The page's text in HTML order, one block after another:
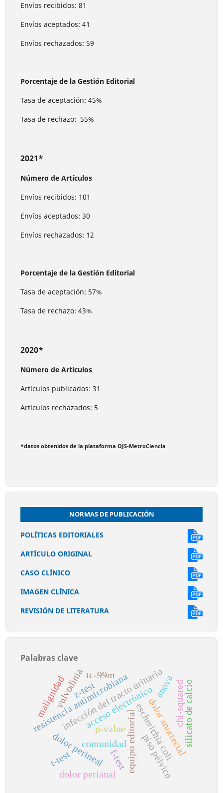
Envíos recibidos: 81
Envíos aceptados: 41
Envíos rechazados: 59
Porcentaje de la Gestión Editorial
Tasa de aceptación: 45%
Tasa de rechazo: 55%
2021*
Número de Artículos
Envíos recibidos: 101
Envíos aceptados: 30
Envíos rechazados: 12
Porcentaje de la Gestión Editorial
Tasa de aceptación: 57%
Tasa de rechazo: 43%
2020*
Número de Artículos
Artículos publicados: 31
Artículos rechazados: 5
*datos obtenidos de la plataforma OJS-MetroCiencia
NORMAS DE PUBLICACIÓN
POLÍTICAS EDITORIALES
ARTÍCULO ORIGINAL
CASO CLÍNICO
IMAGEN CLÍNICA
REVISIÓN DE LITERATURA
Palabras clave
equipo editorial
acceso electrónico
infección del tracto urinario
comunidad escherichia coli
resistencia antimicrobiana
dolor perineal
vulvodinia
dolor perianal piso pélvico
dolor anorrectalsilicato de calcio
p-value
z-test
t-test
anovachi-squared
f-test
malignidad tc-99m